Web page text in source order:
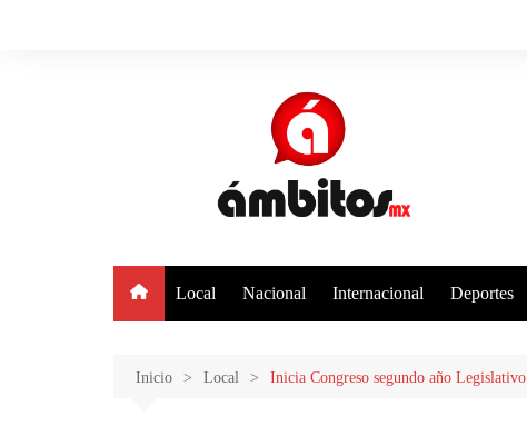
Local Nacional Internacional Deportes
Inicio Local Inicia Congreso segundo año Legislativo